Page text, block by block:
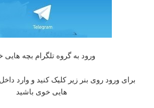
ورود به گروه تلگرام بچه هایی
برای ورود روی بنر زیر کلیک کنید و وارد
هایی خوی باشید